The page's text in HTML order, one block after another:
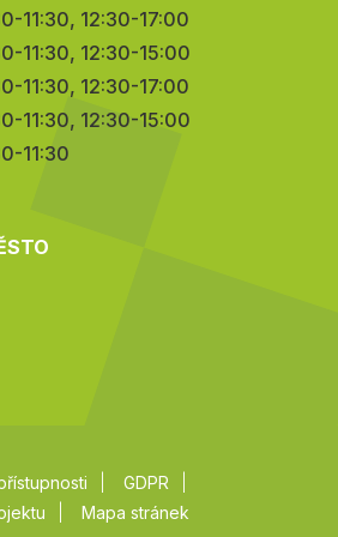
11:30, 12:30-17:00
11:30, 12:30-15:00
11:30, 12:30-17:00
11:30, 12:30-15:00
11:30
GDPR
Mapa stránek